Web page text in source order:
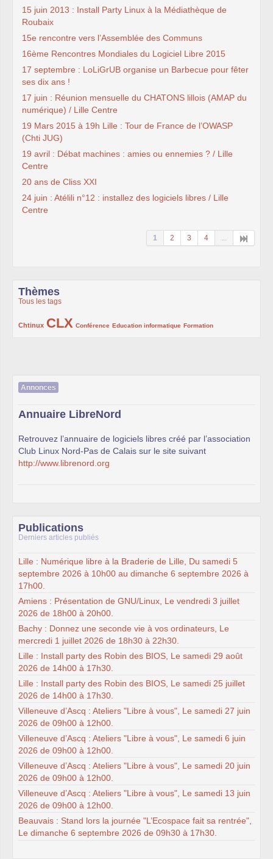
15 juin 2013 : Install Party Linux à la Médiathèque de
Roubaix
15e rencontre vers l’Assemblée des Communs
16ème Rencontres Mondiales du Logiciel Libre 2015
17 septembre : LoLiGrUB organise un Barbecue pour fêter
ses dix ans !
17 juin : Réunion mensuelle du CHATONS lillois (AMAP du
numérique) / Lille Centre
19 Mars 2015 à 19h Lille : Tour de France de l’OWASP
(Chti JUG)
19 avril : Débat machines : amies ou ennemies ? / Lille
Centre
20 ans de Cliss XXI
24 juin : Atélili n°12 : installez des logiciels libres / Lille
Centre
1 2 3 4 ...
Thèmes
Tous les tags
Chtinux
222/1002CLX
1002/1002 Conférence
132/1002 Education informatique
119/1002 Formation
168/1002
Annonces
Annuaire LibreNord
Retrouvez l’annuaire de logiciels libres créé par l’association
Club Linux Nord-Pas de Calais sur le site suivant
http://www.librenord.org
Publications
Derniers articles publiés
Lille : Numérique libre à la Braderie de Lille, Du samedi 5
septembre 2026 à 10h00 au dimanche 6 septembre 2026 à
17h00.
Amiens : Présentation de GNU/Linux, Le vendredi 3 juillet
2026 de 18h00 à 20h00.
Bachy : Donnez une seconde vie à vos ordinateurs, Le
mercredi 1 juillet 2026 de 18h30 à 22h30.
Lille : Install party des Robin des BIOS, Le samedi 29 août
2026 de 14h00 à 17h30.
Lille : Install party des Robin des BIOS, Le samedi 25 juillet
2026 de 14h00 à 17h30.
Villeneuve d’Ascq : Ateliers "Libre à vous", Le samedi 27 juin
2026 de 09h00 à 12h00.
Villeneuve d’Ascq : Ateliers "Libre à vous", Le samedi 6 juin
2026 de 09h00 à 12h00.
Villeneuve d’Ascq : Ateliers "Libre à vous", Le samedi 20 juin
2026 de 09h00 à 12h00.
Villeneuve d’Ascq : Ateliers "Libre à vous", Le samedi 13 juin
2026 de 09h00 à 12h00.
Beauvais : Stand lors la journée "L’Ecospace fait sa rentrée",
Le dimanche 6 septembre 2026 de 09h30 à 17h30.